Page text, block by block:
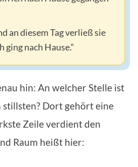
an diesem Tag verließ sie
ging nach Hause.“
hin: An welcher Stelle ist
stillsten? Dort gehört eine
Zeile verdient den
Raum heißt hier: